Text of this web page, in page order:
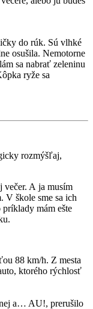
do rúk. Sú vlhké
osušila. Nemotorne
sa nabrať zeleninu
ryže sa
rozmýšľaj,
večer. A ja musím
V škole sme sa ich
mám ešte
88 km/h. Z mesta
ktorého rýchlosť
a… AU!, prerušilo